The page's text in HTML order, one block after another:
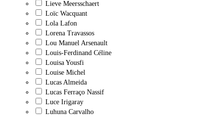
Lieve Meersschaert
Loïc Wacquant
Lola Lafon
Lorena Travassos
Lou Manuel Arsenault
Louis-Ferdinand Céline
Louisa Yousfi
Louise Michel
Lucas Almeida
Lucas Ferraço Nassif
Luce Irigaray
Luhuna Carvalho